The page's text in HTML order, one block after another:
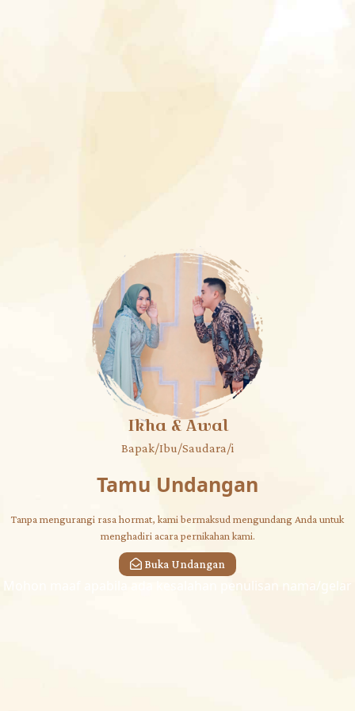
Ikha
dan
Awal
Senin
18 | Juli | 2022
Kepada Yth.
Bapak/Ibu/Saudara/i
Nama Tamu
Ikha & Awal
Bapak/Ibu/Saudara/i
Tamu Undangan
Tanpa mengurangi rasa hormat, kami bermaksud mengundang Anda untuk
menghadiri acara pernikahan kami.
Buka Undangan
Mohon maaf apabila ada kesalahan penulisan nama/gelar